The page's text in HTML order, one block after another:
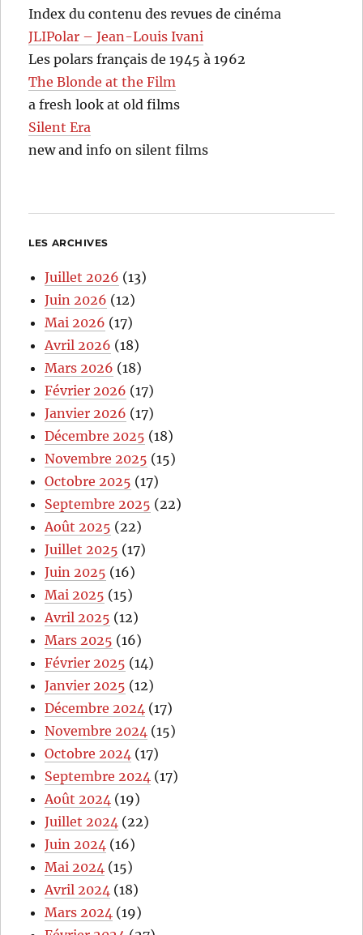
Index du contenu des revues de cinéma
JLIPolar – Jean-Louis Ivani
Les polars français de 1945 à 1962
The Blonde at the Film
a fresh look at old films
Silent Era
new and info on silent films
LES ARCHIVES
Juillet 2026 (13)
Juin 2026 (12)
Mai 2026 (17)
Avril 2026 (18)
Mars 2026 (18)
Février 2026 (17)
Janvier 2026 (17)
Décembre 2025 (18)
Novembre 2025 (15)
Octobre 2025 (17)
Septembre 2025 (22)
Août 2025 (22)
Juillet 2025 (17)
Juin 2025 (16)
Mai 2025 (15)
Avril 2025 (12)
Mars 2025 (16)
Février 2025 (14)
Janvier 2025 (12)
Décembre 2024 (17)
Novembre 2024 (15)
Octobre 2024 (17)
Septembre 2024 (17)
Août 2024 (19)
Juillet 2024 (22)
Juin 2024 (16)
Mai 2024 (15)
Avril 2024 (18)
Mars 2024 (19)